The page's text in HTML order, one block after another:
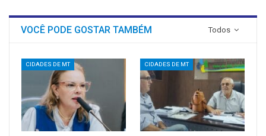
Todos
VOCÊ PODE GOSTAR TAMBÉM
CIDADES DE MT CIDADES DE MT